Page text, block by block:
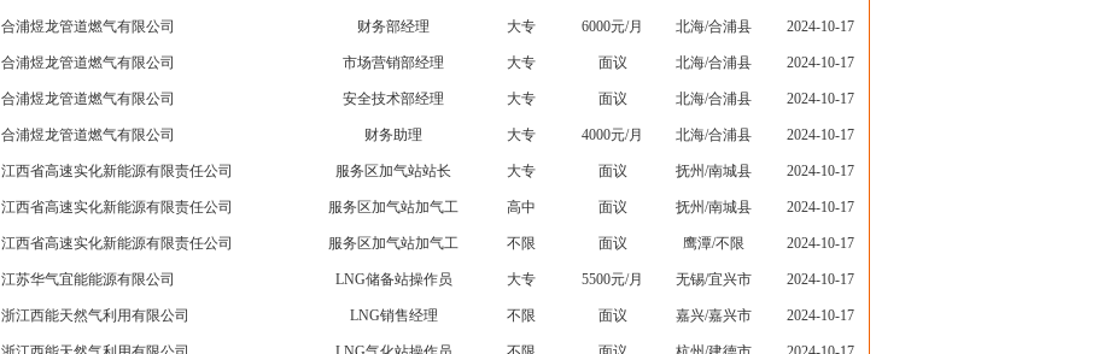
合浦煜龙管道燃气有限公司 财务部经理 大专 6000元/月 北海/合浦县 2024-10-17
合浦煜龙管道燃气有限公司 市场营销部经理 大专 面议 北海/合浦县 2024-10-17
合浦煜龙管道燃气有限公司 安全技术部经理 大专 面议 北海/合浦县 2024-10-17
合浦煜龙管道燃气有限公司 财务助理 大专 4000元/月 北海/合浦县 2024-10-17
江西省高速实化新能源有限责任公司 服务区加气站站长 大专 面议 抚州/南城县 2024-10-17
江西省高速实化新能源有限责任公司 服务区加气站加气工 高中 面议 抚州/南城县 2024-10-17
江西省高速实化新能源有限责任公司 服务区加气站加气工 不限 面议 鹰潭/不限 2024-10-17
江苏华气宜能能源有限公司 LNG储备站操作员 大专 5500元/月 无锡/宜兴市 2024-10-17
浙江西能天然气利用有限公司 LNG销售经理 不限 面议 嘉兴/嘉兴市 2024-10-17